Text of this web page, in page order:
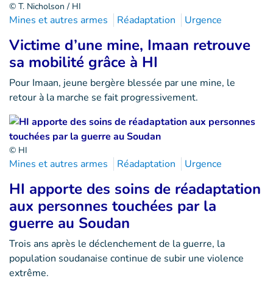
© T. Nicholson / HI
Mines et autres armes Réadaptation Urgence
Victime d’une mine, Imaan retrouve
sa mobilité grâce à HI
Pour Imaan, jeune bergère blessée par une mine, le
retour à la marche se fait progressivement.
© HI
Mines et autres armes Réadaptation Urgence
HI apporte des soins de réadaptation
aux personnes touchées par la
guerre au Soudan
Trois ans après le déclenchement de la guerre, la
population soudanaise continue de subir une violence
extrême.